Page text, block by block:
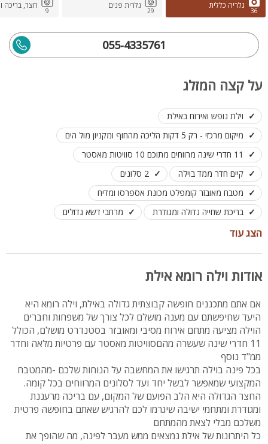
36
גלריה כללית
29
גלרית פנים
9
חצר, בריכה
055-4335761
על קצה המזלג
וילת נופש ואירוח באילת
מיקום מרכזי - רק 5 דקות הליכה מהחוף ומקניון מול הים
11 חדרי שינה מרווחים מתוכם 10 סוויטות מאסטר
קיים חדר ממד בוילה
2 סלונים
מטבח מאובזר קומפלט מכונת אספרסו ומדיח
בריכת שחייה גדולה ומגודרת
מרחבי דשא גדולים
שולחן פינג פונג
מענה מלא לציבור הדתי כולל פלטה, מיחם ובית כנסת קרוב
הצג עוד
אודות וילה רומא אילת
אם אתם מתכננים חופשה קבוצתית גדולה באילת, וילה רומא היא
היעד שחיפשתם עם מענה מושלם לכל צורך של משפחות וחברים
הוילה מציעה מתחם אירוח מסיבי ומאובזר בסטנדרט מושלם, הכולל
11 חדרי שינה שעשרה מהםסוויטות מאסטר עם פרטיות מלאה וחדר
ממ"ד נוסף
בכל פינה בוילה תרגישו את המחשבה על הנוחות שלכם -מהמטבח
המקצועי שמאפשר לבשל יחד ועד לסלונים המרווחים בכל קומה.
החצר הגדולה היא הלב הפועם של המקום, עם בריכה מרעננת
ומגודרת ומתחמי ישיבה שיגרמו לכם להרגיש שאתם בחופשה פרטית
משלכם מבלי לצאת מהמתחם
כל היתרונות של אילת נמצאים ממש מעבר לפינה, מה שהופך את